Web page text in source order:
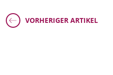
VORHERIGER ARTIKEL